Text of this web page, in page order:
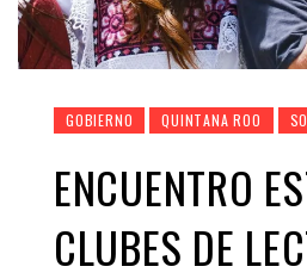
GOBIERNO QUINTANA ROO
ENCUENTRO
CLUBES DE